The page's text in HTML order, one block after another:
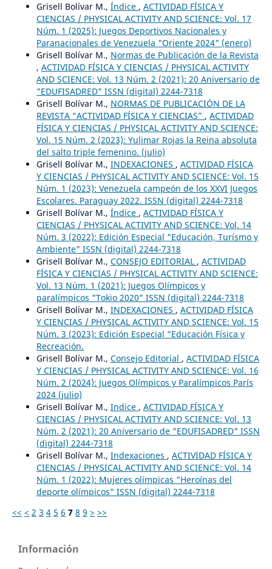
Grisell Bolívar M., Índice , ACTIVIDAD FÍSICA Y
CIENCIAS / PHYSICAL ACTIVITY AND SCIENCE: Vol. 17
Núm. 1 (2025): Juegos Deportivos Nacionales y
Paranacionales de Venezuela "Oriente 2024" (enero)
Grisell Bolívar M., Normas de Publicación de la Revista
, ACTIVIDAD FÍSICA Y CIENCIAS / PHYSICAL ACTIVITY
AND SCIENCE: Vol. 13 Núm. 2 (2021): 20 Aniversario de
"EDUFISADRED" ISSN (digital) 2244-7318
Grisell Bolívar M., NORMAS DE PUBLICACIÓN DE LA
REVISTA “ACTIVIDAD FÍSICA Y CIENCIAS” , ACTIVIDAD
FÍSICA Y CIENCIAS / PHYSICAL ACTIVITY AND SCIENCE:
Vol. 15 Núm. 2 (2023): Yulimar Rojas la Reina absoluta
del salto triple femenino. (julio)
Grisell Bolívar M., INDEXACIONES , ACTIVIDAD FÍSICA
Y CIENCIAS / PHYSICAL ACTIVITY AND SCIENCE: Vol. 15
Núm. 1 (2023): Venezuela campeón de los XXVI Juegos
Escolares. Paraguay 2022. ISSN (digital) 2244-7318
Grisell Bolívar M., Índice , ACTIVIDAD FÍSICA Y
CIENCIAS / PHYSICAL ACTIVITY AND SCIENCE: Vol. 14
Núm. 3 (2022): Edición Especial "Educación, Turísmo y
Ambiente" ISSN (digital) 2244-7318
Grisell Bolívar M., CONSEJO EDITORIAL , ACTIVIDAD
FÍSICA Y CIENCIAS / PHYSICAL ACTIVITY AND SCIENCE:
Vol. 13 Núm. 1 (2021): Juegos Olímpicos y
paralímpicos "Tokio 2020" ISSN (digital) 2244-7318
Grisell Bolívar M., INDEXACIONES , ACTIVIDAD FÍSICA
Y CIENCIAS / PHYSICAL ACTIVITY AND SCIENCE: Vol. 15
Núm. 3 (2023): Edición Especial “Educación Física y
Recreación.
Grisell Bolívar M., Consejo Editorial , ACTIVIDAD FÍSICA
Y CIENCIAS / PHYSICAL ACTIVITY AND SCIENCE: Vol. 16
Núm. 2 (2024): Juegos Olímpicos y Paralímpicos París
2024 (julio)
Grisell Bolívar M., Indice , ACTIVIDAD FÍSICA Y
CIENCIAS / PHYSICAL ACTIVITY AND SCIENCE: Vol. 13
Núm. 2 (2021): 20 Aniversario de "EDUFISADRED" ISSN
(digital) 2244-7318
Grisell Bolívar M., Indexaciones , ACTIVIDAD FÍSICA Y
CIENCIAS / PHYSICAL ACTIVITY AND SCIENCE: Vol. 14
Núm. 1 (2022): Mujeres olímpicas "Heroínas del
deporte olímpicos" ISSN (digital) 2244-7318
<< < 2 3 4 5 6 7 8 9 > >>
Información